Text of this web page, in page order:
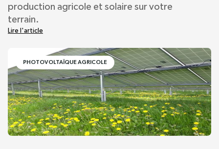
production agricole et solaire sur votre
terrain.
Lire l'article
PHOTOVOLTAÏQUE AGRICOLE